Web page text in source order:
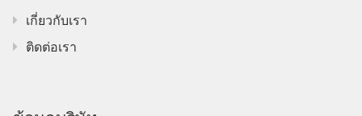
เกี่ยวกับเรา
ติดต่อเรา